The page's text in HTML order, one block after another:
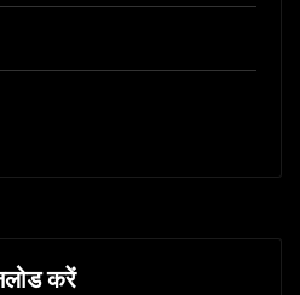
करें